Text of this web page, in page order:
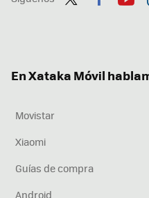
En Xataka Móvil
Movistar
Xiaomi
Guías de compra
Android